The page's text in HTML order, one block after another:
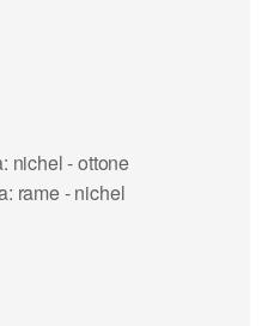
nichel - ottone
rame - nichel